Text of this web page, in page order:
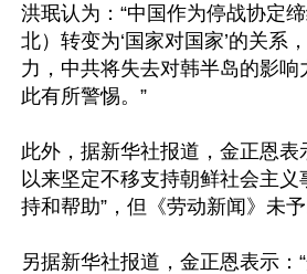
洪珉认为：“中国作为停战协定
北）转变为‘国家对国家’的关系
力，中共将失去对韩半岛的影响
此有所警惕。”
此外，据新华社报道，金正恩表
以来坚定不移支持朝鲜社会主义
持和帮助”，但《劳动新闻》未予
另据新华社报道，金正恩表示：